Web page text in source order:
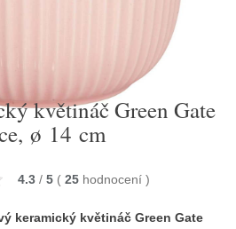
květináč Green Gate
ø 14 cm
4.3 / 5 ( 25 hodnocení )
keramický květináč Green Gate